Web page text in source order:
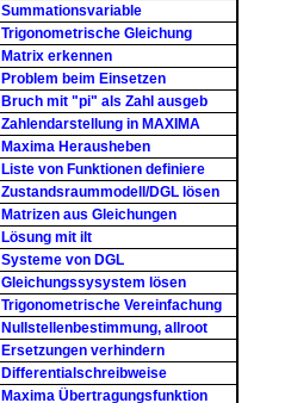
Summationsvariable
Trigonometrische Gleichung
Matrix erkennen
Problem beim Einsetzen
Bruch mit "pi" als Zahl ausgeb
Zahlendarstellung in MAXIMA
Maxima Herausheben
Liste von Funktionen definiere
Zustandsraummodell/DGL lösen
Matrizen aus Gleichungen
Lösung mit ilt
Systeme von DGL
Gleichungssysystem lösen
Trigonometrische Vereinfachung
Nullstellenbestimmung, allroot
Ersetzungen verhindern
Differentialschreibweise
Maxima Übertragungsfunktion